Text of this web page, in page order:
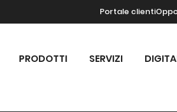
Portale clienti
PRODOTTI SERVIZI